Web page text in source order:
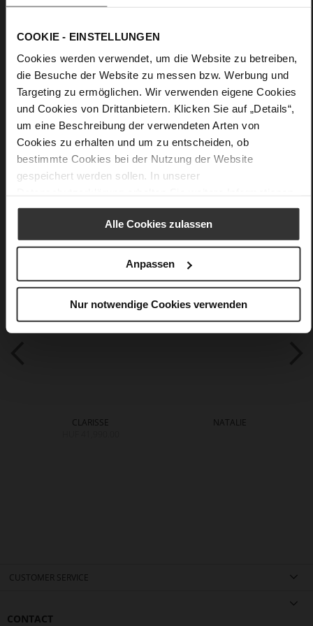
COOKIE - EINSTELLUNGEN
Cookies werden verwendet, um die Website zu betreiben,
die Besuche der Website zu messen bzw. Werbung und
Targeting zu ermöglichen. Wir verwenden eigene Cookies
und Cookies von Drittanbietern. Klicken Sie auf „Details“,
um eine Beschreibung der verwendeten Arten von
Cookies zu erhalten und um zu entscheiden, ob
bestimmte Cookies bei der Nutzung der Website
gespeichert werden sollen. In unserer
Alle Cookies zulassen
Anpassen
Nur notwendige Cookies verwenden
Details
More
Information
Upper Material (LEATHER WORKING GROUP
Gold certified)
100 x 3,5 x 6 cm
Sustainable Product
soft calfskin with a rouge grain structure
You might also like
CLARISSE
NATALIE
CUSTOMER SERVICE
CONTACT